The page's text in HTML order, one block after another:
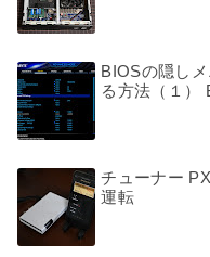
BIOSの隠し
る方法（１）
チューナー
運転